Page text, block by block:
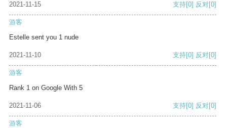
2021-11-15 支持[0] 反对[0]
游客
Estelle sent you 1 nude
2021-11-10 支持[0] 反对[0]
游客
Rank 1 on Google With 5
2021-11-06 支持[0] 反对[0]
游客